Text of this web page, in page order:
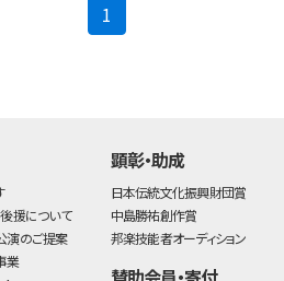
1
援について
演のご提案
業
顕彰・助成
日本伝統文化振興財団賞
中島勝祐創作賞
邦楽技能者オーディション